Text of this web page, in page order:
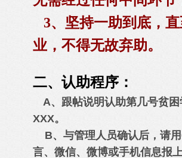
3、坚持一助到底，
业，不得无故弃助。
二、认助程序：
A、跟帖说明认助第几号贫困
XXX。
B、与管理人员确认后，请
言、微信、微博或手机信息报